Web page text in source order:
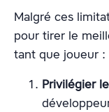
Malgré ces
pour tirer le
tant que joueur :
Privilégier